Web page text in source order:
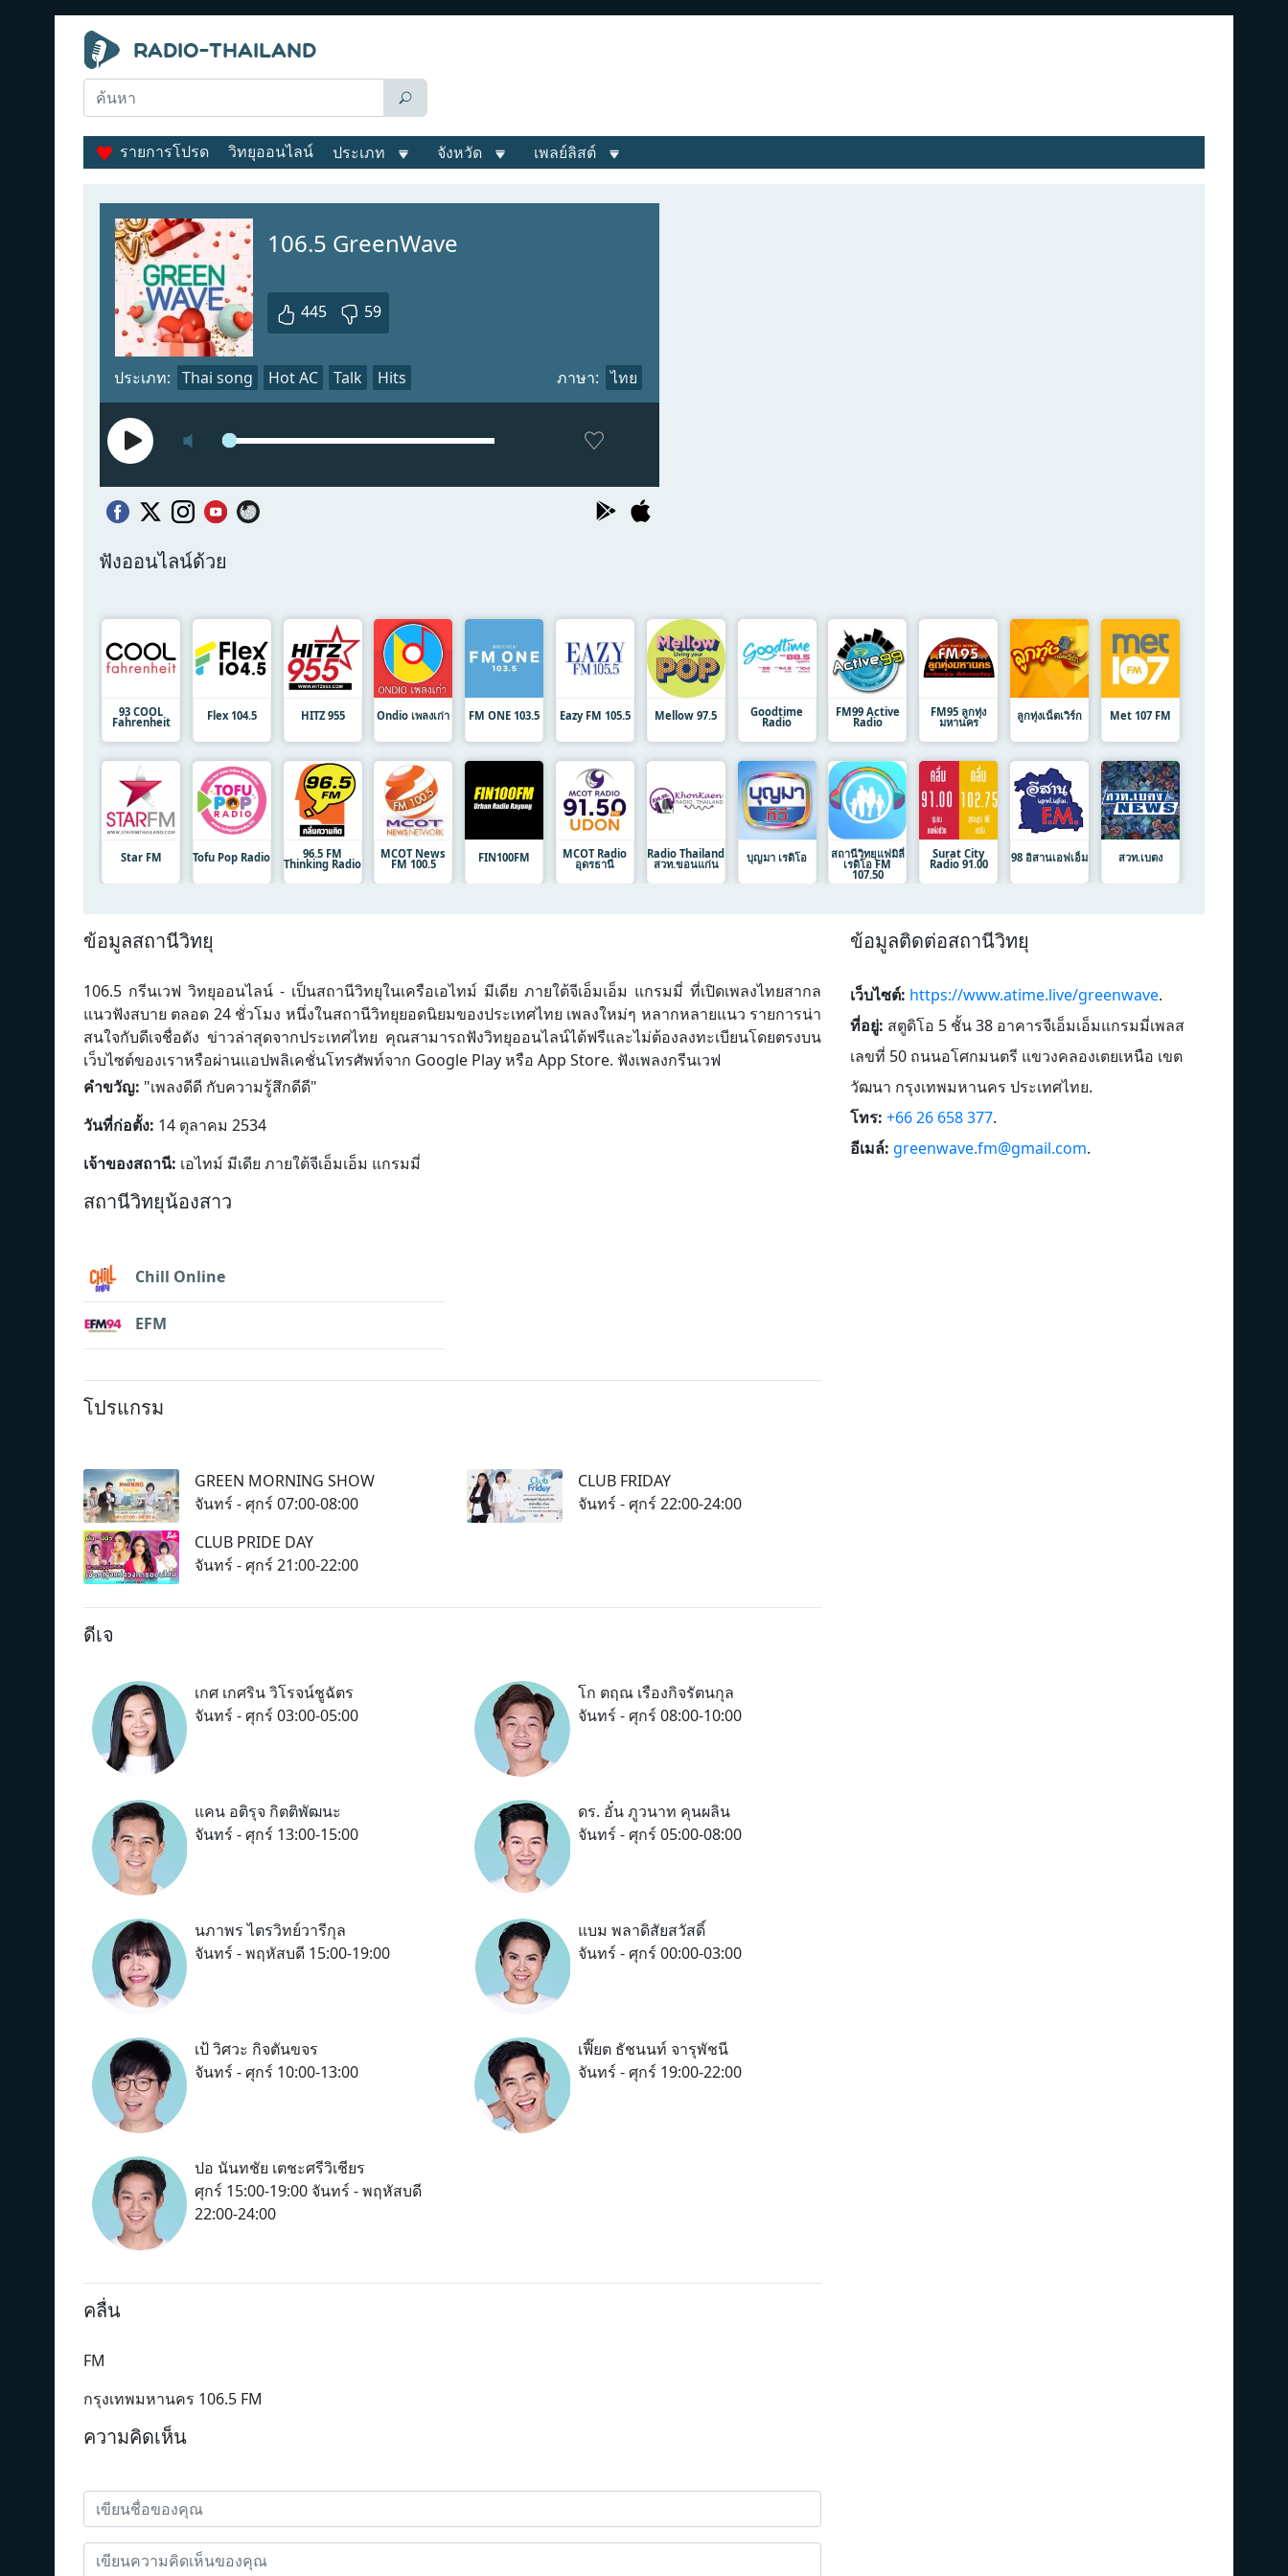
รายการโปรด วิทยุออนไลน์ ประเภท จังหวัด เพลย์ลิสต์
106.5 GreenWave
445 59
ประเภท: Thai song Hot AC Talk Hits ภาษา: ไทย
ฟังออนไลน์ด้วย
93 COOL
Fahrenheit Flex 104.5 HITZ 955 Ondio เพลงเก่า FM ONE 103.5 Eazy FM 105.5 Mellow 97.5 Goodtime
Radio
FM99 Active
Radio
FM95 ลูกทุ่ง
มหานคร ลูกทุ่งเน็ตเวิร์ก Met 107 FM
Star FM Tofu Pop Radio 96.5 FM
Thinking Radio
MCOT News
FM 100.5 FIN100FM MCOT Radio
อุดรธานี
Radio Thailand
สวท.ขอนแก่น บุญมา เรดิโอ สถานีวิทยุแฟมิลี่
เรดิโอ FM
107.50
Surat City
Radio 91.00 98 อิสานเอฟเอ็ม สวท.เบตง
ข้อมูลสถานีวิทยุ
106.5 กรีนเวฟ วิทยุออนไลน์ - เป็นสถานีวิทยุในเครือเอไทม์ มีเดีย ภายใต้จีเอ็มเอ็ม แกรมมี่ ที่เปิดเพลงไทยสากล
แนวฟังสบาย ตลอด 24 ชั่วโมง หนึ่งในสถานีวิทยุยอดนิยมของประเทศไทย เพลงใหม่ๆ หลากหลายแนว รายการน่า
สนใจกับดีเจชื่อดัง ข่าวล่าสุดจากประเทศไทย คุณสามารถฟังวิทยุออนไลน์ได้ฟรีและไม่ต้องลงทะเบียนโดยตรงบน
เว็บไซต์ของเราหรือผ่านแอปพลิเคชั่นโทรศัพท์จาก Google Play หรือ App Store. ฟังเพลงกรีนเวฟ
คำขวัญ: "เพลงดีดี กับความรู้สึกดีดี"
วันที่ก่อตั้ง: 14 ตุลาคม 2534
เจ้าของสถานี: เอไทม์ มีเดีย ภายใต้จีเอ็มเอ็ม แกรมมี่
สถานีวิทยุน้องสาว
Chill Online
EFM
โปรแกรม
GREEN MORNING SHOW
จันทร์ - ศุกร์ 07:00-08:00
CLUB FRIDAY
จันทร์ - ศุกร์ 22:00-24:00
CLUB PRIDE DAY
จันทร์ - ศุกร์ 21:00-22:00
ดีเจ
เกศ เกศริน วิโรจน์ชูฉัตร
จันทร์ - ศุกร์ 03:00-05:00
โก ตฤณ เรืองกิจรัตนกุล
จันทร์ - ศุกร์ 08:00-10:00
แคน อติรุจ กิตติพัฒนะ
จันทร์ - ศุกร์ 13:00-15:00
ดร. อั๋น ภูวนาท คุนผลิน
จันทร์ - ศุกร์ 05:00-08:00
นภาพร ไตรวิทย์วารีกุล
จันทร์ - พฤหัสบดี 15:00-19:00
แบม พลาดิสัยสวัสดิ์
จันทร์ - ศุกร์ 00:00-03:00
เป้ วิศวะ กิจตันขจร
จันทร์ - ศุกร์ 10:00-13:00
เฟี๊ยต ธัชนนท์ จารุพัชนี
จันทร์ - ศุกร์ 19:00-22:00
ปอ นันทชัย เตชะศรีวิเชียร
ศุกร์ 15:00-19:00 จันทร์ - พฤหัสบดี
22:00-24:00
คลื่น
FM
กรุงเทพมหานคร 106.5 FM
ข้อมูลติดต่อสถานีวิทยุ
เว็บไซต์: https://www.atime.live/greenwave.
ที่อยู่: สตูดิโอ 5 ชั้น 38 อาคารจีเอ็มเอ็มแกรมมี่เพลส
เลขที่ 50 ถนนอโศกมนตรี แขวงคลองเตยเหนือ เขต
วัฒนา กรุงเทพมหานคร ประเทศไทย.
โทร: +66 26 658 377.
อีเมล์: greenwave.fm@gmail.com.
ความคิดเห็น